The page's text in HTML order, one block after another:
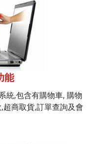
能
統,包含有購物車, 購物
商取貨,訂單查詢及會